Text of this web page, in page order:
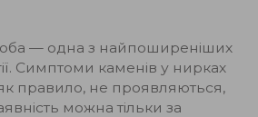
— одна з найпоширеніших
Симптоми каменів у нирках
як правило, не проявляються,
можна тільки за